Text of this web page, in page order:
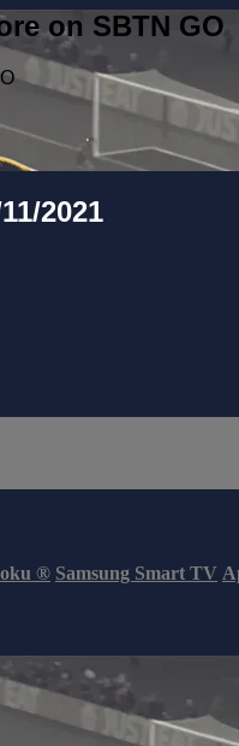
on SBTN GO
2021
® Samsung Smart TV